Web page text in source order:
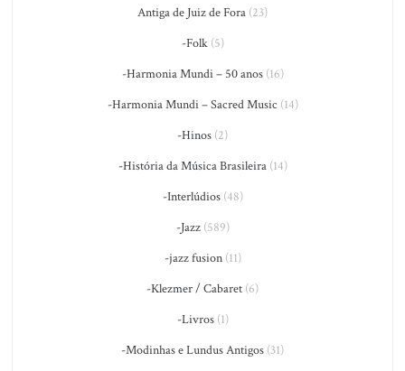
Antiga de Juiz de Fora (23)
-Folk(5)
-Harmonia Mundi – 50 anos(16)
-Harmonia Mundi – Sacred Music (14)
-Hinos (2)
-História da Música Brasileira(14)
-Interlúdios(48)
-Jazz(589)
-jazz fusion(11)
-Klezmer / Cabaret (6)
-Livros(1)
-Modinhas e Lundus Antigos (31)